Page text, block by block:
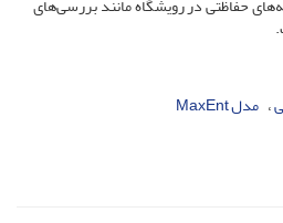
حفاظتی در رویشگاه مانند بررسی‌های
مدل MaxEnt